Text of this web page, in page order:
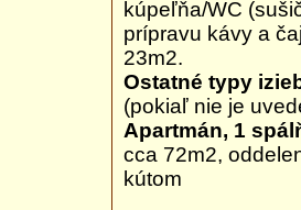
kúpeľňa/WC
prípravu kávy a
23m2.
Ostatné typy
(pokiaľ nie je
Apartmán, 1
cca 72m2,
kútom